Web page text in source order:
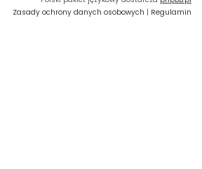
Zasady ochrony danych osobowych | Regulamin